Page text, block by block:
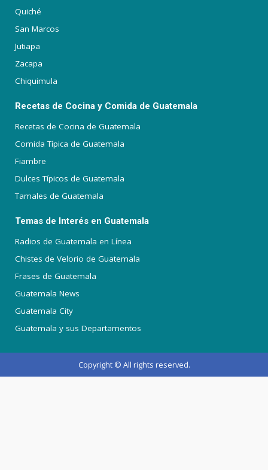
Quiché
San Marcos
Jutiapa
Zacapa
Chiquimula
Recetas de Cocina y Comida de Guatemala
Recetas de Cocina de Guatemala
Comida Típica de Guatemala
Fiambre
Dulces Típicos de Guatemala
Tamales de Guatemala
Temas de Interés en Guatemala
Radios de Guatemala en Línea
Chistes de Velorio de Guatemala
Frases de Guatemala
Guatemala News
Guatemala City
Guatemala y sus Departamentos
Copyright © All rights reserved.